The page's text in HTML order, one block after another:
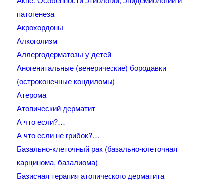
патогенеза
Акрохордоны
Алкоголизм
Аллергодерматозы у детей
Аногенитальные (венерические) бородавки
(остроконечные кондиломы)
Атерома
Атопический дерматит
А что если?…
А что если не грибок?…
Базально-клеточный рак (базально-клеточная
карцинома, базалиома)
Базисная терапия атопического дерматита